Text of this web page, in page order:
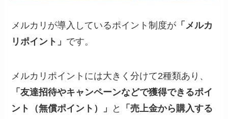
メルカリが導入しているポイント制度が 「メルカ
リポイント」 です。
メルカリポイントには大きく分けて2種類あり、
「友達招待やキャンペーンなどで獲得できるポイ
ント（無償ポイント）」
と
「売上金から購入する